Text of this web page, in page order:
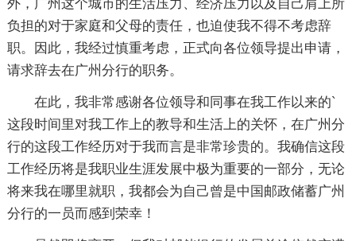
外，广州这个城市的生活压力、经济压力以及自己肩上所
负担的对于家庭和父母的责任，也迫使我不得不考虑辞
职。因此，我经过慎重考虑，正式向各位领导提出申请，
请求辞去在广州分行的职务。
在此，我非常感谢各位领导和同事在我工作以来的`
这段时间里对我工作上的教导和生活上的关怀，在广州分
行的这段工作经历对于我而言是非常珍贵的。我确信这段
工作经历将是我职业生涯发展中极为重要的一部分，无论
将来我在哪里就职，我都会为自己曾是中国邮政储蓄广州
分行的一员而感到荣幸！